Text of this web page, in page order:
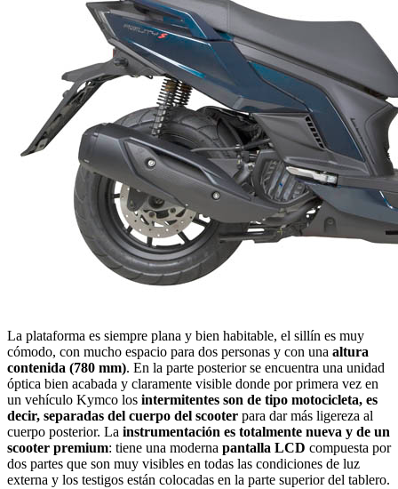
La plataforma es siempre plana y bien habitable, el sillín es muy
cómodo, con mucho espacio para dos personas y con una altura
contenida (780 mm). En la parte posterior se encuentra una unidad
óptica bien acabada y claramente visible donde por primera vez en
un vehículo Kymco los intermitentes son de tipo motocicleta, es
decir, separadas del cuerpo del scooter para dar más ligereza al
cuerpo posterior. La instrumentación es totalmente nueva y de un
scooter premium: tiene una moderna pantalla LCD compuesta por
dos partes que son muy visibles en todas las condiciones de luz
externa y los testigos están colocadas en la parte superior del tablero.